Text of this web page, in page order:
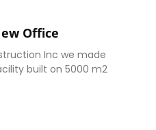
Office
Inc we made
built on 5000 m2